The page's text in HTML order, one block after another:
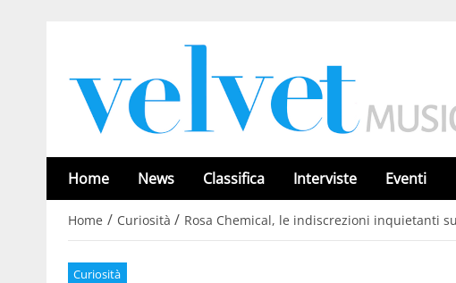
Home News Classifica Interviste Eventi
Home / Curiosità / Rosa Chemical, le indiscrezioni inquietanti
Curiosità